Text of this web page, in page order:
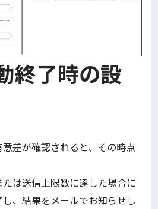
終了時の設
差が確認されると、その時点
は送信上限数に達した場合に
、結果をメールでお知らせし